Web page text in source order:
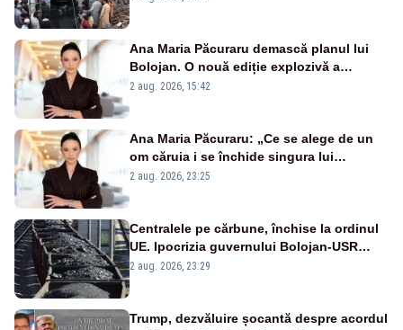
Ana Maria Păcuraru demască planul lui
Bolojan. O nouă ediție explozivă a
emisiunii „Miza Zilei” la Realitatea PLUS
2 aug. 2026, 15:42
Ana Maria Păcuraru: „Ce se alege de un
om căruia i se închide singura lui
portiță?”
2 aug. 2026, 23:25
Centralele pe cărbune, închise la ordinul
UE. Ipocrizia guvernului Bolojan-USR
după starea de alertă
2 aug. 2026, 23:29
Trump, dezvăluire șocantă despre acordul